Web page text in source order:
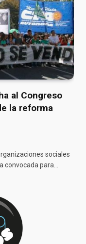
al Congreso
la reforma
sociales
para…